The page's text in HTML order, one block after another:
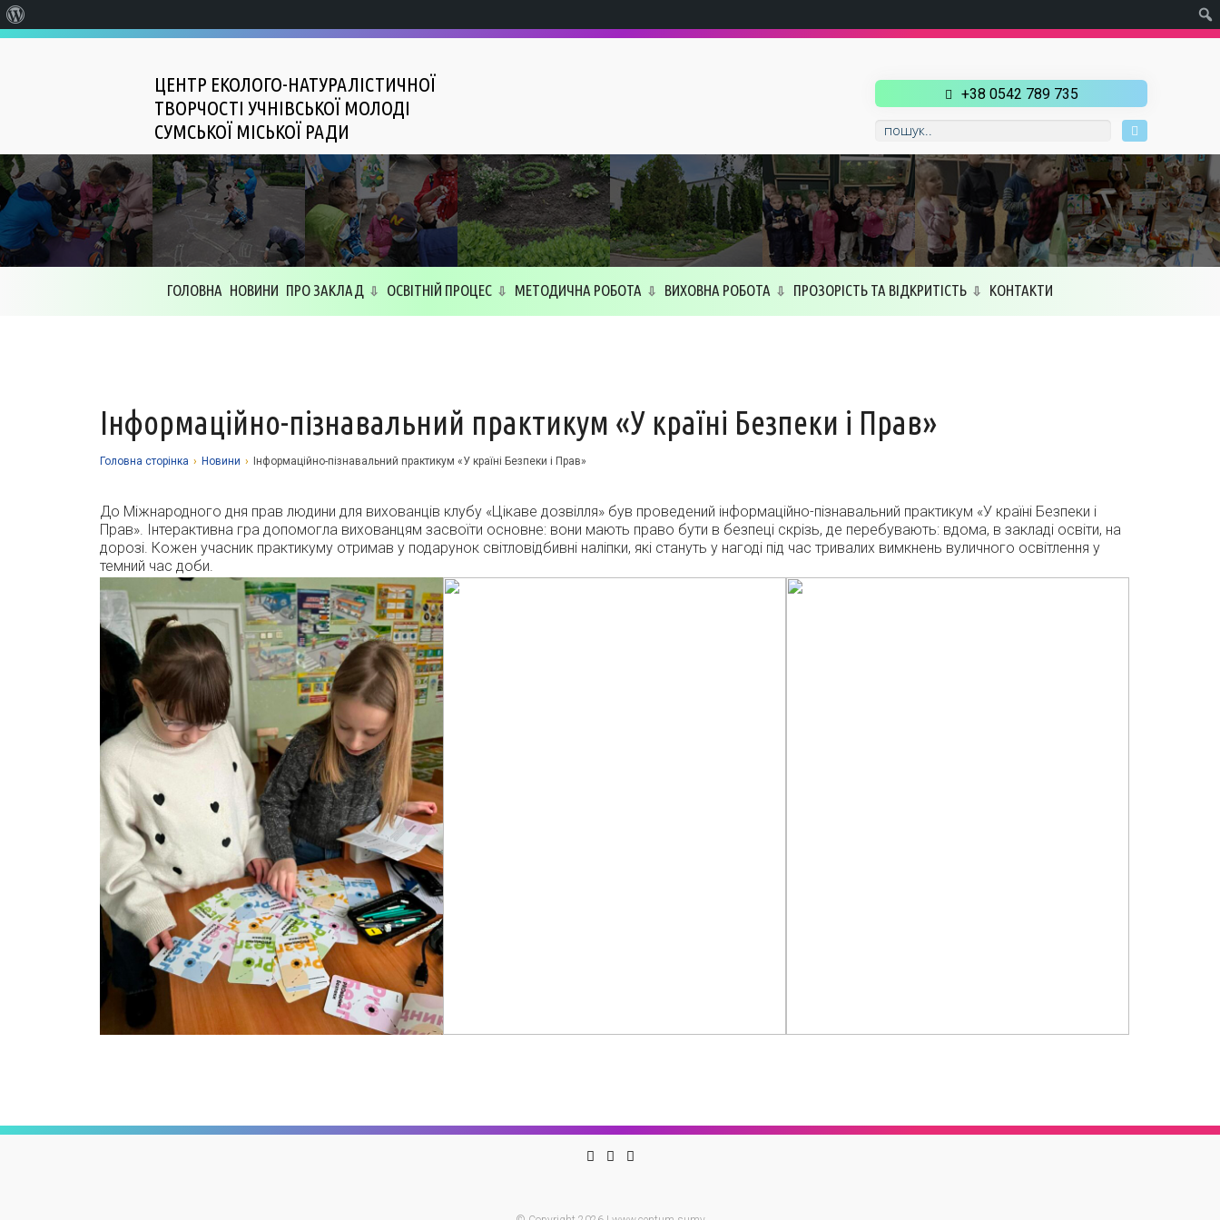
ЦЕНТР ЕКОЛОГО-НАТУРАЛІСТИЧНОЇ
ТВОРЧОСТІ УЧНІВСЬКОЇ МОЛОДІ
СУМСЬКОЇ МІСЬКОЇ РАДИ
+38 0542 789 735
ГОЛОВНА НОВИНИ ПРО ЗАКЛАД ОСВІТНІЙ ПРОЦЕС МЕТОДИЧНА РОБОТА ВИХОВНА РОБОТА ПРОЗОРІСТЬ ТА ВІДКРИТІСТЬ КОНТАКТИ
Інформаційно-пізнавальний практикум «У країні Безпеки і Прав»
Головна сторiнка › Новини › Інформаційно-пізнавальний практикум «У країні Безпеки і Прав»
До Міжнародного дня прав людини для вихованців клубу «Цікаве дозвілля» був проведений інформаційно-пізнавальний практикум «У країні Безпеки і
Прав». Інтерактивна гра допомогла вихованцям засвоїти основне: вони мають право бути в безпеці скрізь, де перебувають: вдома, в закладі освіти, на
дорозі. Кожен учасник практикуму отримав у подарунок світловідбивні наліпки, які стануть у нагоді під час тривалих вимкнень вуличного освітлення у
темний час доби.
WordPress